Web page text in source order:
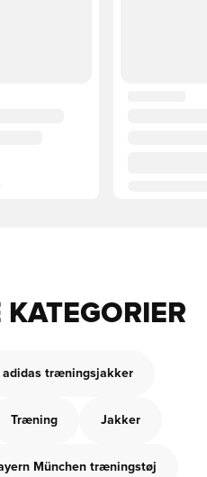
KATEGORIER
adidas træningsjakker
Træning Jakker
München træningstøj